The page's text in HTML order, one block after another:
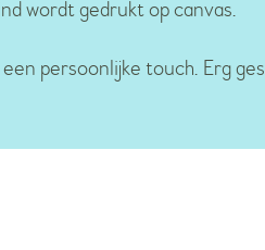
wordt gedrukt op canvas.
persoonlijke touch. Erg